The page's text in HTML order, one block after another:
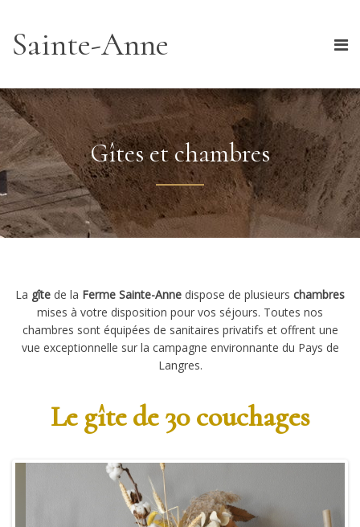
Sainte-Anne
Gîtes et chambres
La gîte de la Ferme Sainte-Anne dispose de plusieurs chambres
mises à votre disposition pour vos séjours. Toutes nos
chambres sont équipées de sanitaires privatifs et offrent une
vue exceptionnelle sur la campagne environnante du Pays de
Langres.
Le gîte de 30 couchages